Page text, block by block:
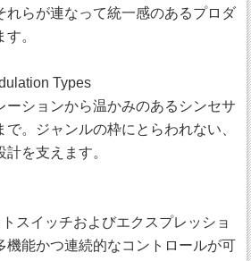
れらが連なって統一感のあるプロダ
。
Types
ーションから温かみのあるシンセサ
。ジャンルの枠にとらわれない、
を支えます。
スイッチおよびエクスプレッショ
機能かつ連続的なコントロールが可